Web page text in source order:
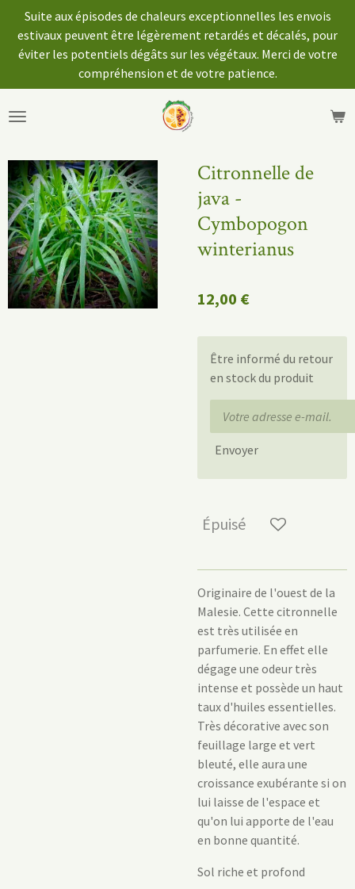
Passer
au
contenu
Suite aux épisodes de chaleurs exceptionnelles les envois
estivaux peuvent être légèrement retardés et décalés, pour
éviter les potentiels dégâts sur les végétaux. Merci de votre
compréhension et de votre patience.
Citronnelle de
java -
Cymbopogon
winterianus
12,00 €
Être informé du retour
en stock du produit
Envoyer
Épuisé
Originaire de l'ouest de la
Malesie. Cette citronnelle
est très utilisée en
parfumerie. En effet elle
dégage une odeur très
intense et possède un haut
taux d'huiles essentielles.
Très décorative avec son
feuillage large et vert
bleuté, elle aura une
croissance exubérante si on
lui laisse de l'espace et
qu'on lui apporte de l'eau
en bonne quantité.
Sol riche et profond